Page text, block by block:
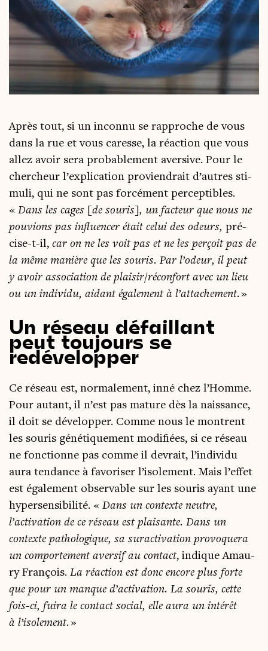
Après tout, si un incon­nu se rap­proche de vous
dans la rue et vous caresse, la réac­tion que vous
allez avoir sera pro­ba­ble­ment aver­sive. Pour le
cher­cheur l’explication pro­vien­drait d’autres sti­
mu­li, qui ne sont pas for­cé­ment per­cep­tibles.
« Dans les cages [de sou­ris], un fac­teur que nous ne
pou­vions pas influen­cer était celui des odeurs, pré­
cise-t-il, car on ne les voit pas et ne les per­çoit pas de
la même manière que les sou­ris. Par l’odeur, il peut
y avoir asso­cia­tion de plaisir/réconfort avec un lieu
ou un indi­vi­du, aidant éga­le­ment à l’attachement. »
Un réseau défaillant
peut toujours se
redévelopper
Ce réseau est, nor­ma­le­ment, inné chez l’Homme.
Pour autant, il n’est pas mature dès la nais­sance,
il doit se déve­lop­per. Comme nous le montrent
les sou­ris géné­ti­que­ment modi­fiées, si ce réseau
ne fonc­tionne pas comme il devrait, l’individu
aura ten­dance à favo­ri­ser l’isolement. Mais l’effet
est éga­le­ment obser­vable sur les sou­ris ayant une
hyper­sen­si­bi­li­té. « Dans un contexte neutre,
l’activation de ce réseau est plai­sante. Dans un
contexte patho­lo­gique, sa sur­ac­ti­va­tion pro­vo­que­ra
un com­por­te­ment aver­sif au contact, indique Amau­
ry Fran­çois. La réac­tion est donc encore plus forte
que pour un manque d’activation. La sou­ris, cette
fois-ci, fui­ra le contact social, elle aura un inté­rêt
à l’isolement. »